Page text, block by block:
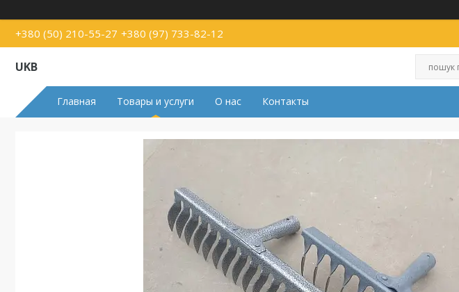
+380 (50) 210-55-27 +380 (97) 733-82-12
UKB
Главная Товары и услуги О нас Контакты